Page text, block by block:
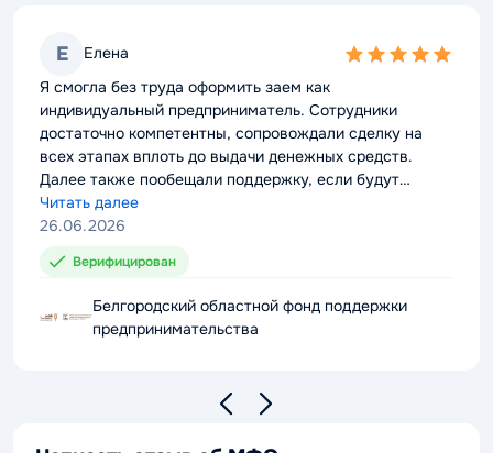
Е Елена
5,0
Я смогла без труда оформить заем как
индивидуальный предприниматель. Сотрудники
достаточно компетентны, сопровождали сделку на
всех этапах вплоть до выдачи денежных средств.
Далее также пообещали поддержку, если будут
проблемы с выплатой долга. Можно смело
рекомендовать компанию к сотрудничеству.
Читать далее
26.06.2026
Верифицирован
Белгородский областной фонд поддержки
предпринимательства